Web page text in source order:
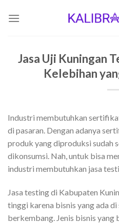
Jasa Uji Kuningan
Kelebihan
Industri membutuhkan
di pasaran. Dengan adanya
produk yang diproduksi sudah
dikonsumsi. Nah, untuk bisa
industri membutuhkan jasa
Jasa testing di Kabupaten
tinggi karena bisnis yang ada di
berkembang. Jenis bisnis